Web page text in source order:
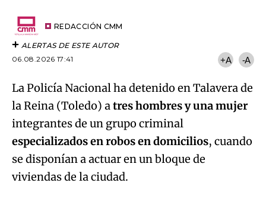
REDACCIÓN CMM
ALERTAS DE ESTE AUTOR
06.08.2026 17:41
+A -A
La Policía Nacional ha detenido en Talavera de
la Reina (Toledo) atres hombres y una mujer
integrantes de un grupo criminal
especializados en robos en domicilios, cuando
se disponían a actuar en un bloque de
viviendas de la ciudad.